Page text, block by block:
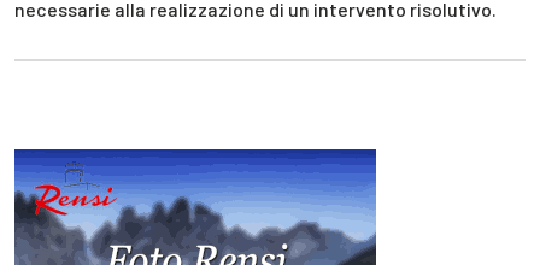
necessarie alla realizzazione di un intervento risolutivo.